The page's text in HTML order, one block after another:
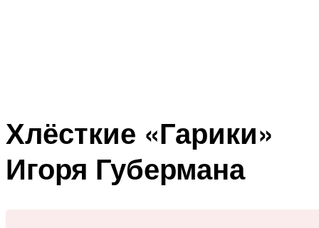
Хлёсткие «Гарики»
Игоря Губермана